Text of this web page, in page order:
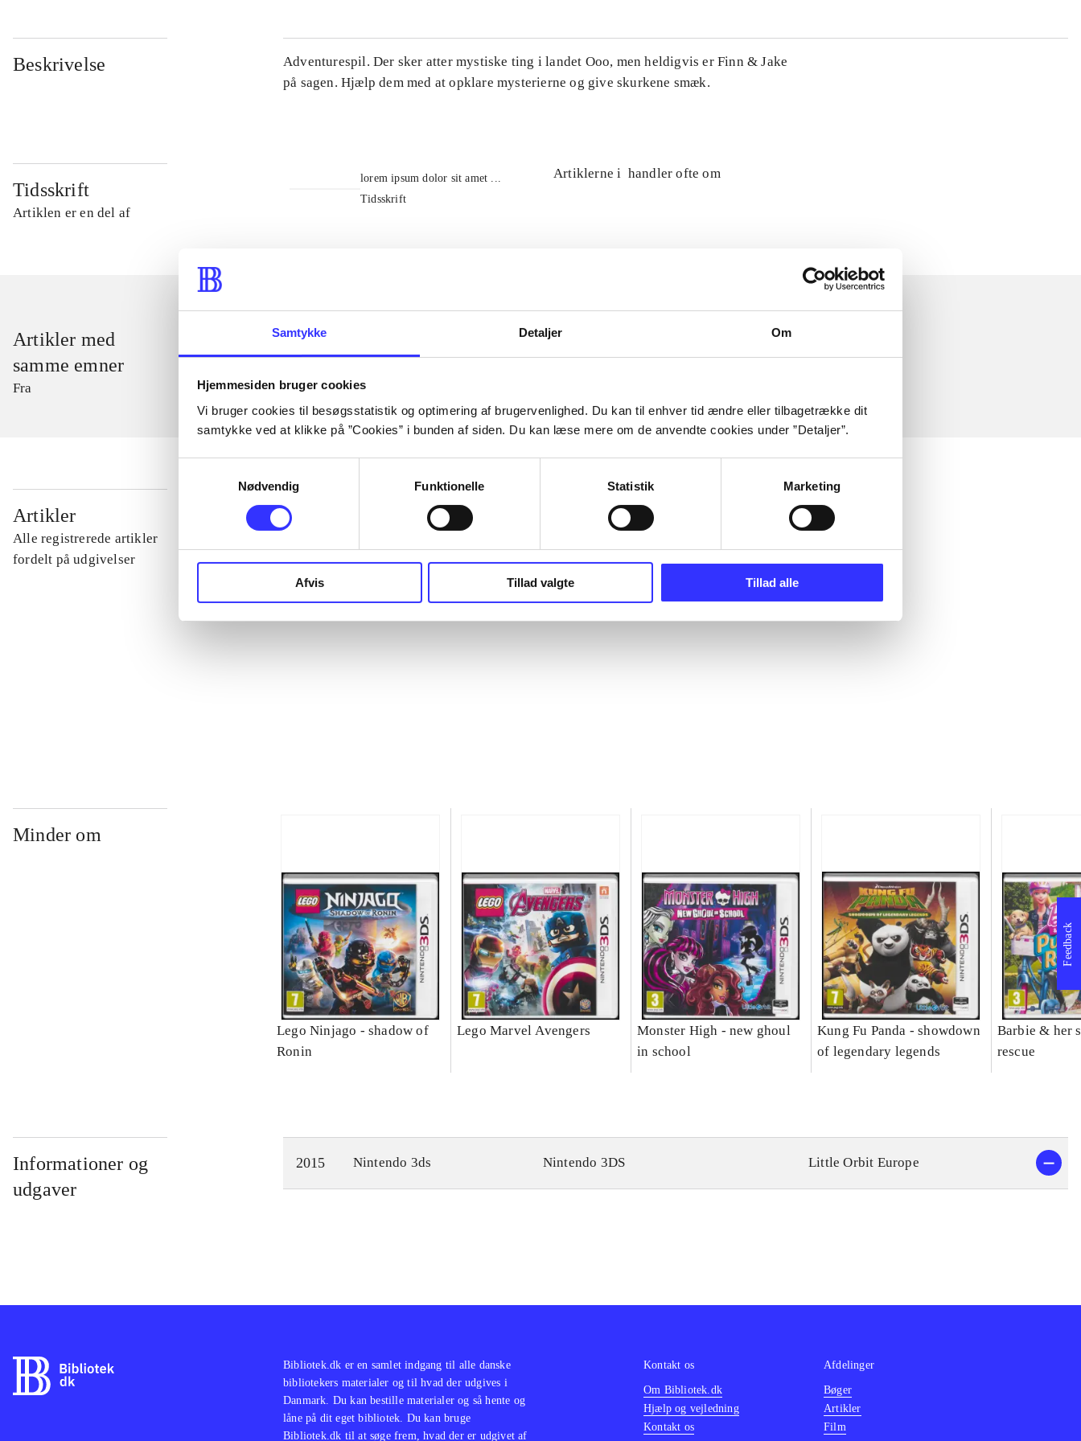
Samtykke Detaljer Om
Hjemmesiden bruger cookies
Vi bruger cookies til besøgsstatistik og optimering af brugervenlighed. Du kan til enhver tid ændre eller tilbagetrække dit
samtykke ved at klikke på ”Cookies” i bunden af siden. Du kan læse mere om de anvendte cookies under ”Detaljer”.
Nødvendig
Funktionelle Statistik Marketing
Afvis Tillad valgte Tillad alle
Beskrivelse
Adventurespil. Der sker atter mystiske ting i landet Ooo, men heldigvis er Finn & Jake
på sagen. Hjælp dem med at opklare mysterierne og give skurkene smæk.
Tidsskrift
Artiklen er en del af
lorem ipsum dolor sit amet ...
Tidsskrift
Artiklerne i handler ofte om
Artikler med
samme emner
Fra
Artikler
Alle registrerede artikler
fordelt på udgivelser
...
Minder om
Lego Ninjago - shadow of
Ronin
Lego Marvel Avengers
Monster High - new ghoul
in school
Kung Fu Panda - showdown
of legendary legends
Barbie & her
rescue
Informationer og
udgaver
2015 Nintendo 3ds Nintendo 3DS Little Orbit Europe
Feedback
Bibliotek.dk er en samlet indgang til alle danske
bibliotekers materialer og til hvad der udgives i
Danmark. Du kan bestille materialer og så hente og
låne på dit eget bibliotek. Du kan bruge
Bibliotek.dk til at søge frem, hvad der er udgivet af
Kontakt os
Om Bibliotek.dk
Hjælp og vejledning
Kontakt os
Afdelinger
Bøger
Artikler
Film